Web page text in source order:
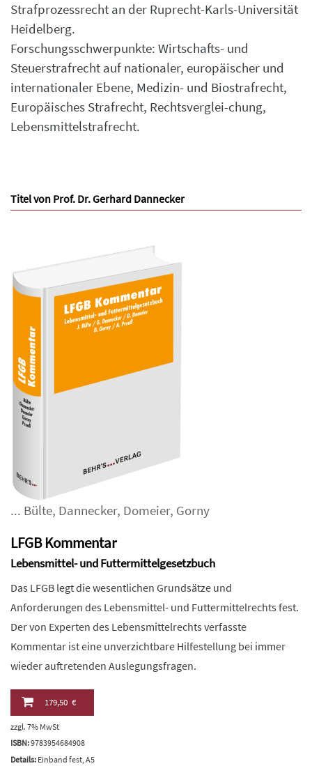
Strafprozessrecht an der Ruprecht-Karls-Universität
Heidelberg.
Forschungsschwerpunkte: Wirtschafts- und
Steuerstrafrecht auf nationaler, europäischer und
internationaler Ebene, Medizin- und Biostrafrecht,
Europäisches Strafrecht, Rechtsverglei-chung,
Lebensmittelstrafrecht.
Titel von Prof. Dr. Gerhard Dannecker
... Bülte, Dannecker, Domeier, Gorny
LFGB Kommentar
Lebensmittel- und Futtermittelgesetzbuch
Das LFGB legt die wesentlichen Grundsätze und
Anforderungen des Lebensmittel- und Futtermittelrechts fest.
Der von Experten des Lebensmittelrechts verfasste
Kommentar ist eine unverzichtbare Hilfestellung bei immer
wieder auftretenden Auslegungsfragen.
179,50 €
zzgl. 7% MwSt
ISBN:9783954684908
Details: Einband fest, A5